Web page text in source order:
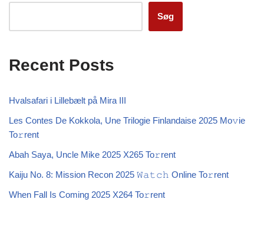
Søg
Recent Posts
Hvalsafari i Lillebælt på Mira III
Les Contes De Kokkola, Une Trilogie Finlandaise 2025 Mo𝚟ie
To𝚛rent
Abah Saya, Uncle Mike 2025 X265 To𝚛rent
Kaiju No. 8: Mission Recon 2025 𝚆𝚊𝚝𝚌𝚑 Online To𝚛rent
When Fall Is Coming 2025 X264 To𝚛rent